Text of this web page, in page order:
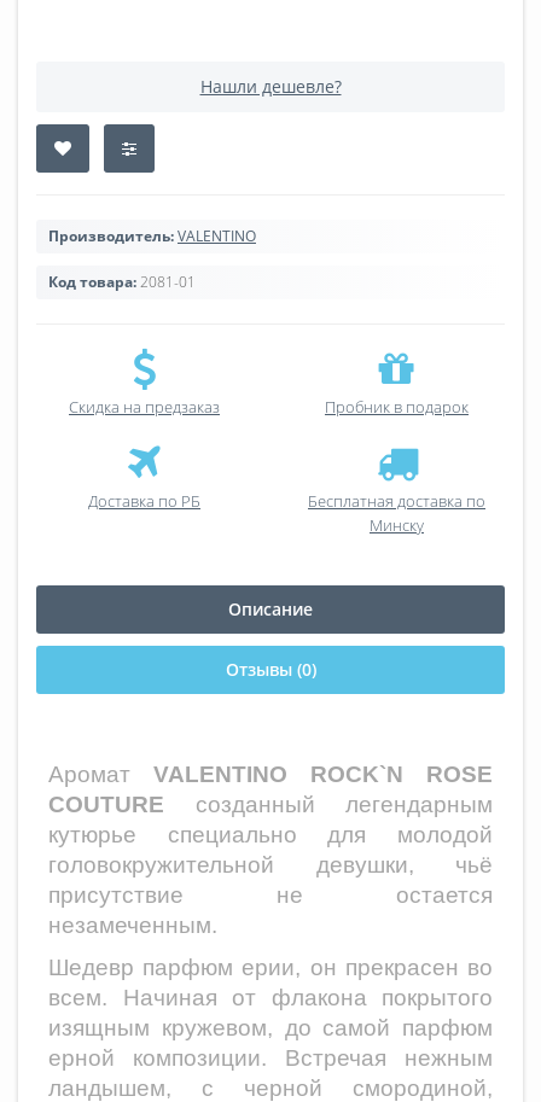
Нашли дешевле?
Производитель:VALENTINO
Код товара:2081-01
Скидка на предзаказ Пробник в подарок
Доставка по РБ
Бесплатная доставка по
Минску
Описание
Отзывы (0)
Аромат VALENTINO ROCK`N ROSE
COUTURE созданный легендарным
кутюрье специально для молодой
головокружительной девушки, чьё
присутствие не остается
незамеченным.
Шедевр парфюм ерии, он прекрасен во
всем. Начиная от флакона покрытого
изящным кружевом, до самой парфюм
ерной композиции. Встречая нежным
ландышем, с черной смородиной,